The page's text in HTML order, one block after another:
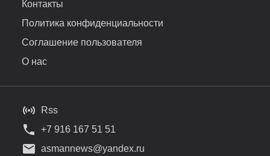
Контакты
Политика конфиденциальности
Соглашение пользователя
О нас
Rss
+7 916 167 51 51
asmannews@yandex.ru